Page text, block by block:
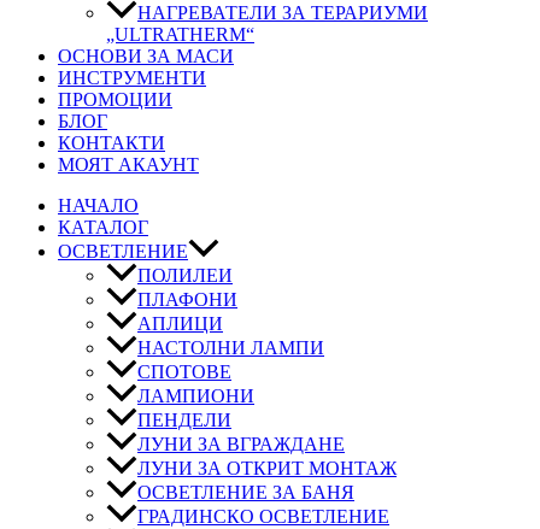
НАГРЕВАТЕЛИ ЗА ТЕРАРИУМИ
„ULTRATHERM“
ОСНОВИ ЗА МАСИ
ИНСТРУМЕНТИ
ПРОМОЦИИ
БЛОГ
КОНТАКТИ
МОЯТ АКАУНТ
НАЧАЛО
КАТАЛОГ
ОСВЕТЛЕНИЕ
ПОЛИЛЕИ
ПЛАФОНИ
АПЛИЦИ
НАСТОЛНИ ЛАМПИ
СПОТОВЕ
ЛАМПИОНИ
ПЕНДЕЛИ
ЛУНИ ЗА ВГРАЖДАНЕ
ЛУНИ ЗА ОТКРИТ МОНТАЖ
ОСВЕТЛЕНИЕ ЗА БАНЯ
ГРАДИНСКО ОСВЕТЛЕНИЕ